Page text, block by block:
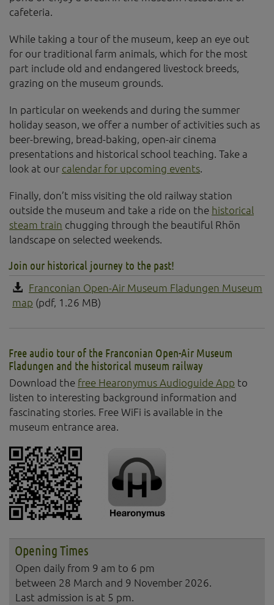
Diese Website nutzt Matomo Analytics für die Auswertung der
Seitenaufrufe als Statistik. Die hierdurch gespeicherten Daten werden
Übertragung an Dritte erfolgt nicht. Wir verwenden die Funktion
AnonymizeIP zur Anonymisierung Ihrer IP-Adresse, so dass diese gekürzt
wird und nicht mehr Ihrem Besuch auf unserer Internetseite zugeordnet
werden kann.
Videos werden über die Plattformen YouTube oder Vimeo eingebunden.
Wir nutzen YouTube im erweiterten Datenschutzmodus. Dieser Modus
bewirkt laut YouTube, dass YouTube keine Informationen über die
Besucher auf dieser Website speichert, bevor diese sich das Video
ansehen.
Optional sind externe Inhalte auf den Seiten dieser Website
eingebunden. Das können Kartendienste wie z.B. Google Maps sein
cafeteria.
While taking a tour of the museum, keep an eye out
for our traditional farm animals, which for the most
part include old and endangered livestock breeds,
grazing on the museum grounds.
In particular on weekends and during the summer
holiday season, we offer a number of activities such as
beer-brewing, bread-baking, open-air cinema
presentations and historical school teaching. Take a
look at our calendar for upcoming events.
Finally, don’t miss visiting the old railway station
outside the museum and take a ride on the historical
steam train chugging through the beautiful Rhön
landscape on selected weekends.
Join our historical journey to the past!
Franconian Open-Air Museum Fladungen Museum
map (pdf, 1.26 MB)
Free audio tour of the Franconian Open-Air Museum
Fladungen and the historical museum railway
Download the free Hearonymus Audioguide App to
listen to interesting background information and
fascinating stories. Free WiFi is available in the
museum entrance area.
Opening Times
Open daily from 9 am to 6 pm
between 28 March and 9 November 2026.
Last admission is at 5 pm.